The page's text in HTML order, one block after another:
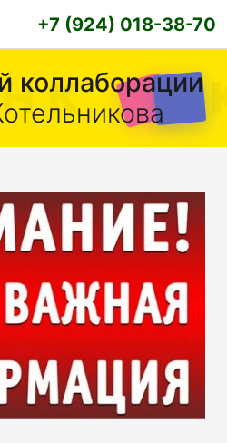
+7 (924) 018-38-70
коллаборации